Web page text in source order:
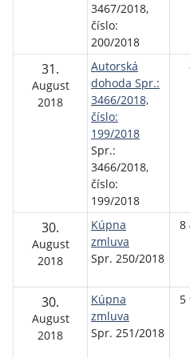
3467/2018,
číslo:
200/2018
31.
August
2018
Autorská
dohoda Spr.:
3466/2018,
číslo:
199/2018
Spr.:
3466/2018,
číslo:
199/2018
30.
August
2018
Kúpna
zmluva
Spr. 250/2018
8
30.
August
2018
Kúpna
zmluva
Spr. 251/2018
5